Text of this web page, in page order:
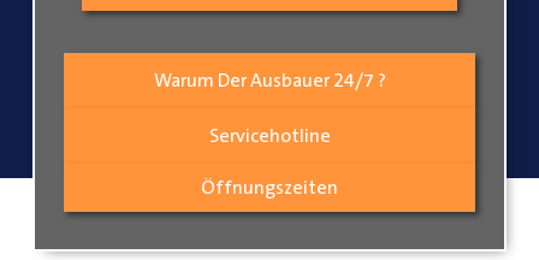
Warum Der Ausbauer 24/7 ?
Servicehotline
Öffnungszeiten